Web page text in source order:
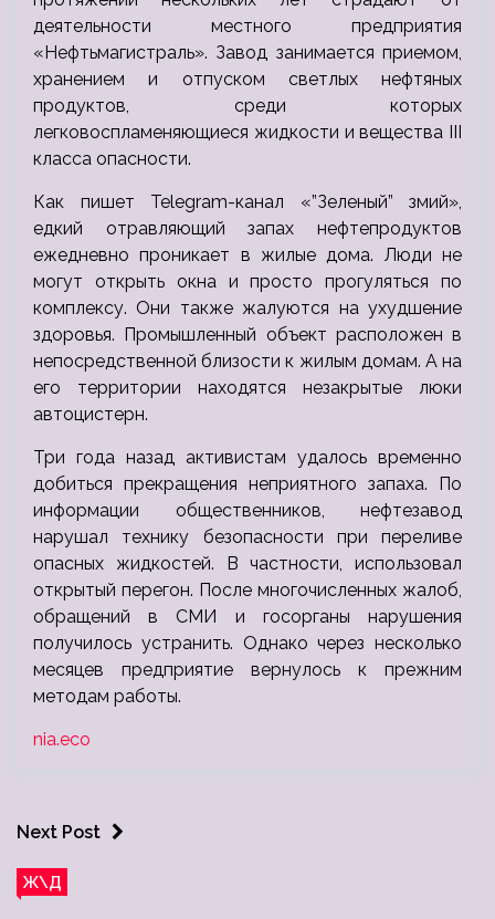
деятельности местного предприятия
«Нефтьмагистраль». Завод занимается приемом,
хранением и отпуском светлых нефтяных
продуктов, среди которых
легковоспламеняющиеся жидкости и вещества III
класса опасности.
Как пишет Telegram-канал «”Зеленый” змий»,
едкий отравляющий запах нефтепродуктов
ежедневно проникает в жилые дома. Люди не
могут открыть окна и просто прогуляться по
комплексу. Они также жалуются на ухудшение
здоровья. Промышленный объект расположен в
непосредственной близости к жилым домам. А на
его территории находятся незакрытые люки
автоцистерн.
Три года назад активистам удалось временно
добиться прекращения неприятного запаха. По
информации общественников, нефтезавод
нарушал технику безопасности при переливе
опасных жидкостей. В частности, использовал
открытый перегон. После многочисленных жалоб,
обращений в СМИ и госорганы нарушения
получилось устранить. Однако через несколько
месяцев предприятие вернулось к прежним
методам работы.
nia.eco
Next Post
Ж\Д